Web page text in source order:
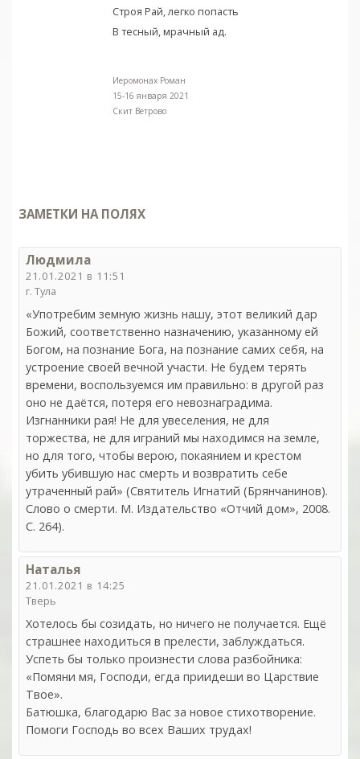
Строя Рай, легко попасть
В тесный, мрачный ад.
Иеромонах Роман
15-16 января 2021
Скит Ветрово
ЗАМЕТКИ НА ПОЛЯХ
Людмила
21.01.2021 в 11:51
г. Тула
«Употребим земную жизнь нашу, этот великий дар
Божий, соответственно назначению, указанному ей
Богом, на познание Бога, на познание самих себя, на
устроение своей вечной участи. Не будем терять
времени, воспользуемся им правильно: в другой раз
оно не даётся, потеря его невознаградима.
Изгнанники рая! Не для увеселения, не для
торжества, не для играний мы находимся на земле,
но для того, чтобы верою, покаянием и крестом
убить убившую нас смерть и возвратить себе
утраченный рай» (Святитель Игнатий (Брянчанинов).
Слово о смерти. М. Издательство «Отчий дом», 2008.
С. 264).
Наталья
21.01.2021 в 14:25
Тверь
Хотелось бы созидать, но ничего не получается. Ещё
страшнее находиться в прелести, заблуждаться.
Успеть бы только произнести слова разбойника:
«Помяни мя, Господи, егда приидеши во Царствие
Твое».
Батюшка, благодарю Вас за новое стихотворение.
Помоги Господь во всех Ваших трудах!